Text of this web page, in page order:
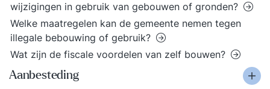
wijzigingen in gebruik van gebouwen of gronden?
Welke maatregelen kan de gemeente nemen tegen
illegale bebouwing of gebruik?
Wat zijn de fiscale voordelen van zelf bouwen?
Aanbesteding